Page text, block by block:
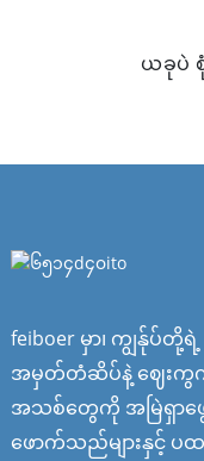
ယခုပဲ စုံ
feiboer မှာ၊ ကျွန်ု
အမှတ်တံဆိပ်နဲ့ ဈေးကွ
အသစ်တွေကို အမြဲရှာဖွ
ဖောက်သည်များနှင့်